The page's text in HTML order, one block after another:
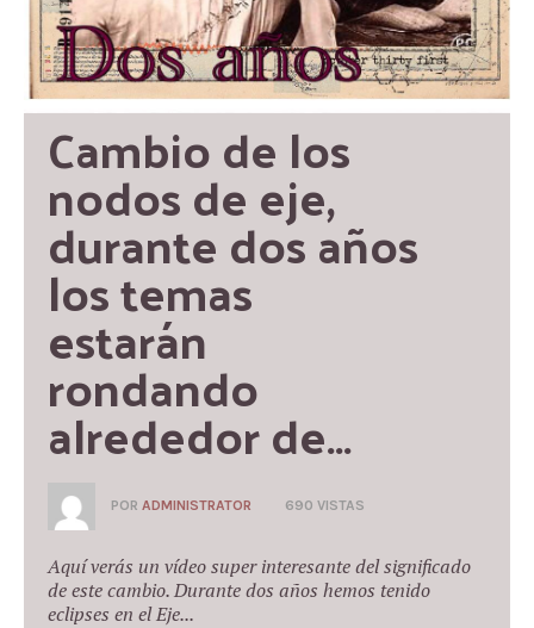
Cambio de los
nodos de eje,
durante dos años
los temas
estarán
rondando
alrededor de…
POR ADMINISTRATOR 690 VISTAS
Aquí verás un vídeo super interesante del significado
de este cambio. Durante dos años hemos tenido
eclipses en el Eje...